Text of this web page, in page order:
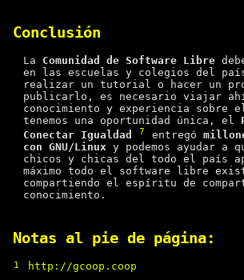
Conclusión
La Comunidad de Software Libre
en las escuelas y colegios del
realizar un tutorial o hacer un
publicarlo, es necesario viajar ahí
conocimiento y experiencia sobre
tenemos una oportunidad única, el
Conectar Igualdad
7 entregó
con GNU/Linux y podemos ayudar a
chicos y chicas del todo el país
máximo todo el software libre
compartiendo el espíritu de
conocimiento.
Notas al pie de página:
1 http://gcoop.coop